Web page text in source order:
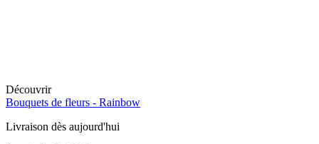
Découvrir
Bouquets de fleurs - Rainbow
Livraison dès aujourd'hui